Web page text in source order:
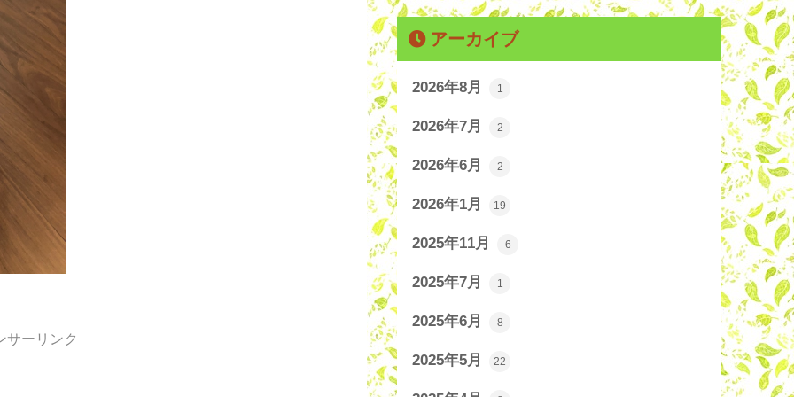
サーリンク
アーカイブ
2026年8月 1
2026年7月 2
2026年6月 2
2026年1月 19
2025年11月 6
2025年7月 1
2025年6月 8
2025年5月 22